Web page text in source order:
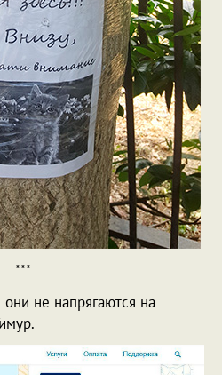
***
не напрягаются на